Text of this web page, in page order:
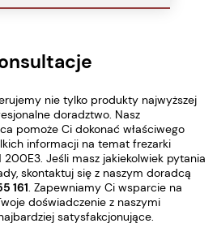
nie tylko produkty najwyższej
doradztwo. Nasz
pomoże Ci dokonać właściwego
informacji na temat frezarki
200E3. Jeśli masz jakiekolwiek pytania
skontaktuj się z naszym doradcą
161. Zapewniamy Ci wsparcie na
doświadczenie z naszymi
satysfakcjonujące.